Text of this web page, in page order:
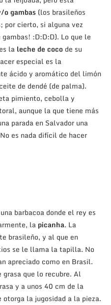
o gambas (los brasileños
por cierto, si alguna vez
:D:D:D). Lo que le
la leche de coco de su
especial es la
ácido y aromático del limón
de dendé (de palma).
pimiento, cebolla y
aunque la que tiene más
parada en Salvador una
es nada difícil de hacer
barbacoa donde el rey es
la picanha. La
brasileño, y al que en
se le llama la tapilla. No
apreciado como en Brasil.
que lo recubre. Al
y a unos 40 cm de la
la jugosidad a la pieza.